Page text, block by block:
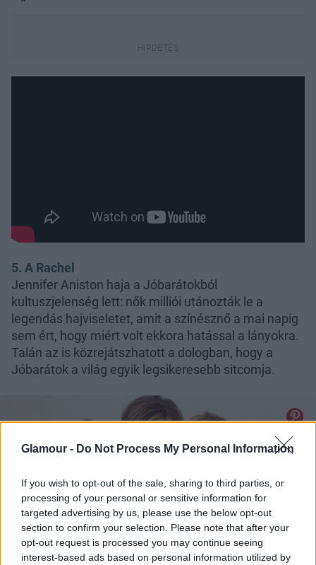
Glamour - Do Not Process My Personal Information
If you wish to opt-out of the sale, sharing to third parties, or
processing of your personal or sensitive information for
targeted advertising by us, please use the below opt-out
section to confirm your selection. Please note that after your
opt-out request is processed you may continue seeing
interest-based ads based on personal information utilized by
5. A Rachel
Jennifer Aniston haja a Jóbarátokból
kultuszjelenség lett: nők milliói utánozták le a
legendás hajviseletet, amit a színésznő a mai napig
sem ért, hogy miért volt ekkora hatással a lányokra.
Talán az is közrejátszhatott a dologban, hogy a
Jóbarátok a világ egyik legsikeresebb sitcomja.